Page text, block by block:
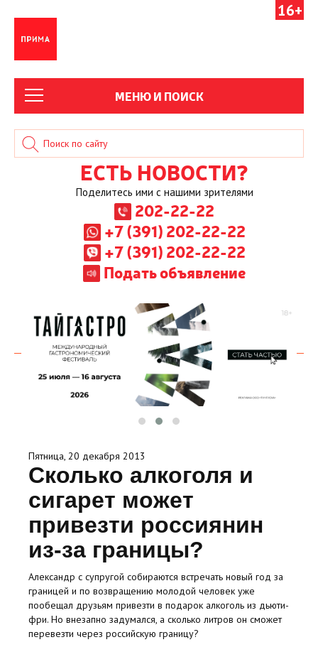
16+
МЕНЮ И ПОИСК
ЕСТЬ НОВОСТИ?
Поделитесь ими с нашими зрителями
202-22-22
+7 (391) 202-22-22
+7 (391) 202-22-22
Подать объявление
Пятница, 20 декабря 2013
Сколько алкоголя и
сигарет может
привезти россиянин
из-за границы?
Александр с супругой собираются встречать новый год за
границей и по возвращению молодой человек уже
пообещал друзьям привезти в подарок алкоголь из дьюти-
фри. Но внезапно задумался, а сколько литров он сможет
перевезти через российскую границу?